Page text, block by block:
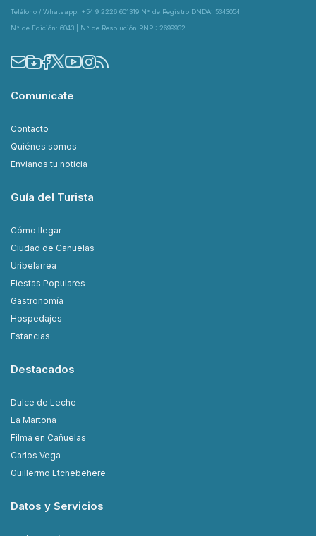
Teléfono / Whatsapp: +54 9 2226 601319 N° de Registro DNDA: 5343054
N° de Edición: 6043 | N° de Resolución RNPI: 2699932
Comunicate
Contacto
Quiénes somos
Envianos tu noticia
Guía del Turista
Cómo llegar
Ciudad de Cañuelas
Uribelarrea
Fiestas Populares
Gastronomía
Hospedajes
Estancias
Destacados
Dulce de Leche
La Martona
Filmá en Cañuelas
Carlos Vega
Guillermo Etchebehere
Datos y Servicios